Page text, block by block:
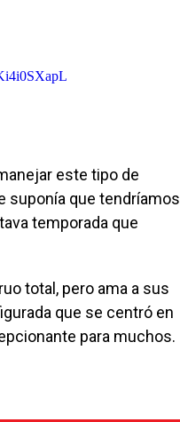
este tipo de
suponía que tendríamos
temporada que
total, pero ama a sus
que se centró en
para muchos.